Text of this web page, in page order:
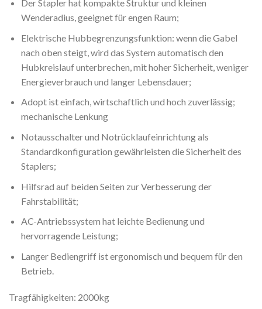
Der Stapler hat kompakte Struktur und kleinen
Wenderadius, geeignet für engen Raum;
Elektrische Hubbegrenzungsfunktion: wenn die Gabel
nach oben steigt, wird das System automatisch den
Hubkreislauf unterbrechen, mit hoher Sicherheit, weniger
Energieverbrauch und langer Lebensdauer;
Adopt ist einfach, wirtschaftlich und hoch zuverlässig;
mechanische Lenkung
Notausschalter und Notrücklaufeinrichtung als
Standardkonfiguration gewährleisten die Sicherheit des
Staplers;
Hilfsrad auf beiden Seiten zur Verbesserung der
Fahrstabilität;
AC-Antriebssystem hat leichte Bedienung und
hervorragende Leistung;
Langer Bediengriff ist ergonomisch und bequem für den
Betrieb.
Tragfähigkeiten: 2000kg